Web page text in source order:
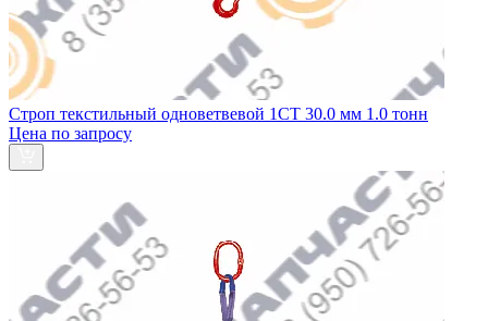
Строп текстильный одноветвевой 1СТ 30.0 мм 1.0 тонн
Цена по запросу